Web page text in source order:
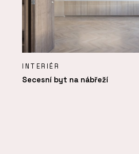
INTERIÉR
Secesní byt na nábřeží